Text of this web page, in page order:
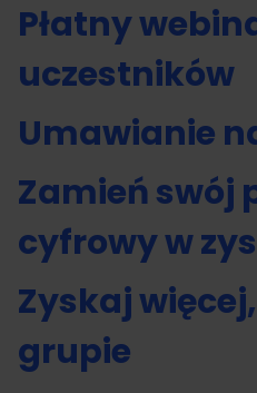
Płatny
uczestników
Umawianie
Zamień swój
cyfrowy w
Zyskaj
grupie